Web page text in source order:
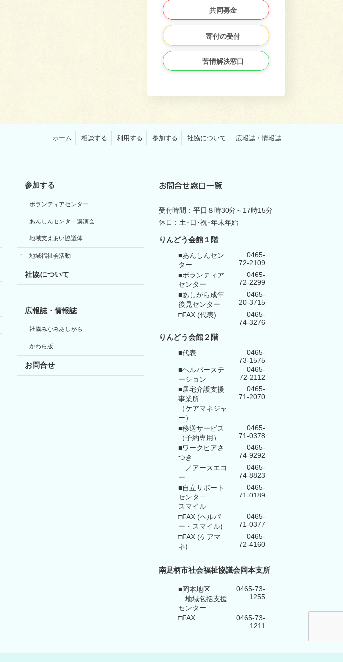
共同募金
寄付の受付
苦情解決窓口
ホーム 相談する 利用する 参加する 社協について 広報誌・情報誌
参加する
ボランティアセンター
あんしんセンター講演会
地域支えあい協議体
地域福祉会活動
社協について
広報誌・情報誌
社協みなみあしがら
かわら版
お問合せ
お問合せ窓口一覧
受付時間：平日８時30分～17時15分
休日：土･日･祝･年末年始
りんどう会館１階
■あんしんセン
ター
0465-
72-2109
■ボランティア
センター
0465-
72-2299
■あしがら成年
後見センター
0465-
20-3715
□FAX (代表)
0465-
74-3276
りんどう会館 ２階
■代表
0465-
73-1575
■ヘルパーステ
ーション
0465-
72-2112
■居宅介護支援
事業所
（ケアマネジャ
ー）
0465-
71-2070
■移送サービス
（予約専用）
0465-
71-0378
■ワークピアさ
つき
0465-
74-9292
／アースエコ
ー
0465-
74-8823
■自立サポート
センター
スマイル
0465-
71-0189
□FAX (ヘルパ
ー・スマイル)
0465-
71-0377
□FAX (ケアマ
ネ)
0465-
72-4160
南足柄市社会福祉協議会岡本支所
■岡本地区
地域包括支援
センター
0465-73-
1255
□FAX
0465-73-
1211